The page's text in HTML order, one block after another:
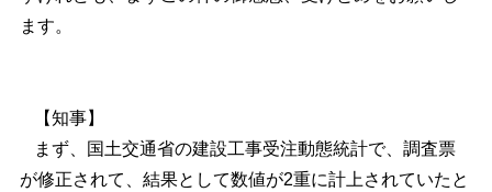
ます。
【知事】
まず、国土交通省の建設工事受注動態統計で、調査票
が修正されて、結果として数値が2重に計上されていたと